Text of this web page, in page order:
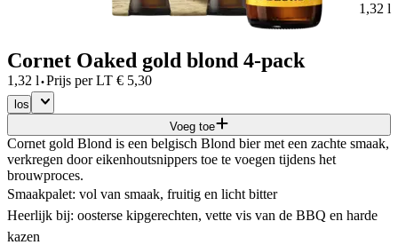
1,32 l
Cornet Oaked gold blond 4-pack
1,32 l·Prijs per LT € 5,30
los
Voeg toe
Cornet gold Blond is een belgisch Blond bier met een zachte smaak,
verkregen door eikenhoutsnippers toe te voegen tijdens het
brouwproces.
Smaakpalet: vol van smaak, fruitig en licht bitter
Heerlijk bij: oosterse kipgerechten, vette vis van de BBQ en harde
kazen